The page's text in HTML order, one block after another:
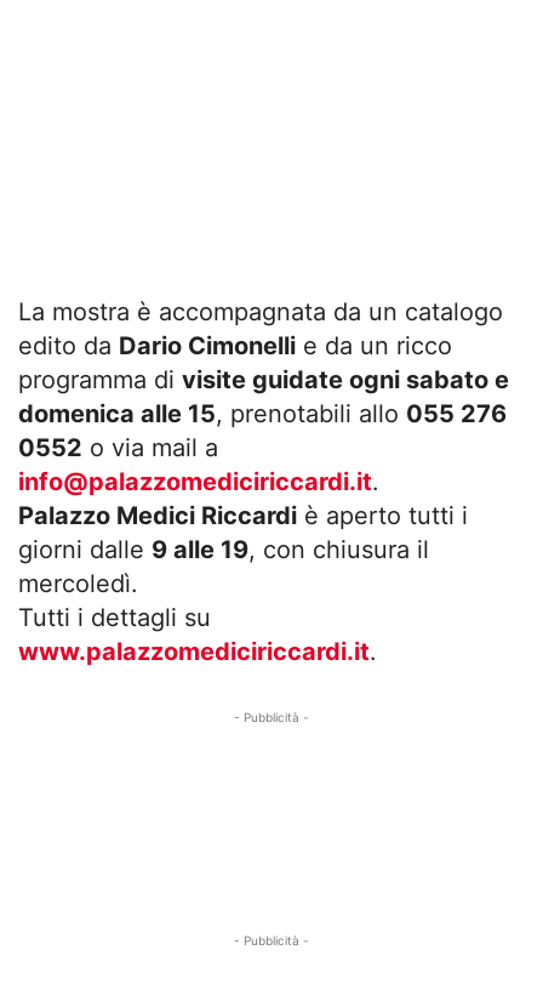
La mostra è accompagnata da un catalogo
edito da Dario Cimonelli e da un ricco
programma di visite guidate ogni sabato e
domenica alle 15, prenotabili allo 055 276
0552 o via mail a
info@palazzomediciriccardi.it.
Palazzo Medici Riccardi è aperto tutti i
giorni dalle 9 alle 19, con chiusura il
mercoledì.
Tutti i dettagli su
www.palazzomediciriccardi.it.
- Pubblicità -
- Pubblicità -